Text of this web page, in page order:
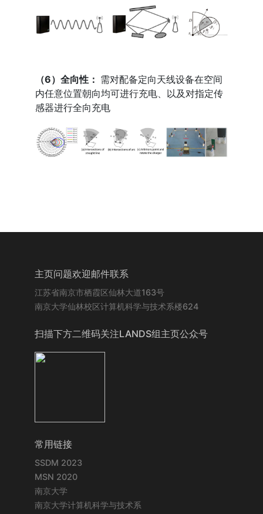
（6）全向性： 需对配备定向天线设备在空间
内任意位置朝向均可进行充电、以及对指定传
感器进行全向充电
主页问题欢迎邮件联系
江苏省南京市栖霞区仙林大道163号
南京大学仙林校区计算机科学与技术系楼624
扫描下方二维码关注LANDS组主页公众号
常用链接
SSDM 2023
MSN 2020
南京大学
南京大学计算机科学与技术系